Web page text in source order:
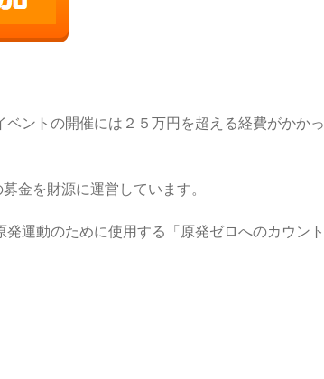
ントの開催には２５万円を超える経費がかかっ
金を財源に運営しています。
運動のために使用する「原発ゼロへのカウント